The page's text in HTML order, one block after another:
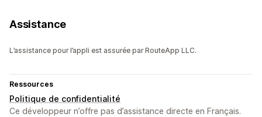
Assistance
L’assistance pour l’appli est assurée par RouteApp LLC.
Ressources
Politique de confidentialité
Ce développeur n’offre pas d’assistance directe en Français.